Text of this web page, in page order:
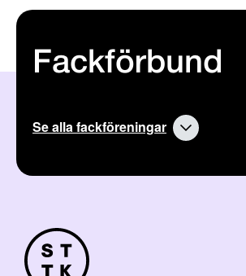
Fackförbund
Se alla fackföreningar